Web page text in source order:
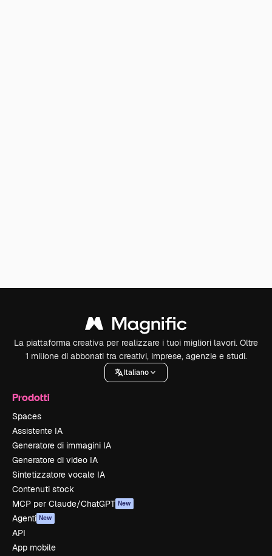
La piattaforma creativa per realizzare i tuoi migliori lavori. Oltre
1 milione di abbonati tra creativi, imprese, agenzie e studi.
Italiano
Prodotti
Spaces
Assistente IA
Generatore di immagini IA
Generatore di video IA
Sintetizzatore vocale IA
Contenuti stock
MCP per Claude/ChatGPT New
Agenti New
API
App mobile